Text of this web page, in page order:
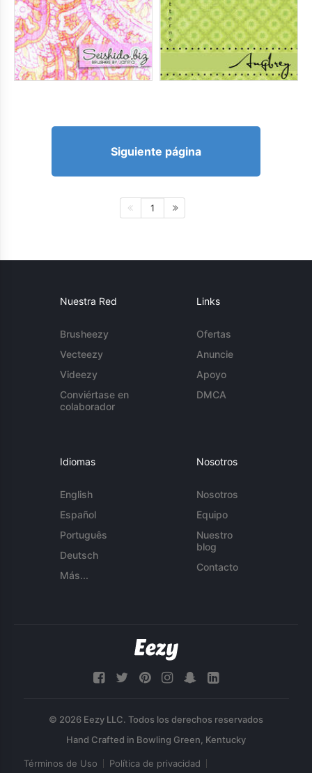
Siguiente página
1
Nuestra Red
Brusheezy
Vecteezy
Videezy
Conviértase en
colaborador
Links
Ofertas
Anuncie
Apoyo
DMCA
Idiomas
English
Español
Português
Deutsch
Más...
Nosotros
Nosotros
Equipo
Nuestro
blog
Contacto
© 2026 Eezy LLC. Todos los derechos reservados
Términos de Uso Política de privacidad